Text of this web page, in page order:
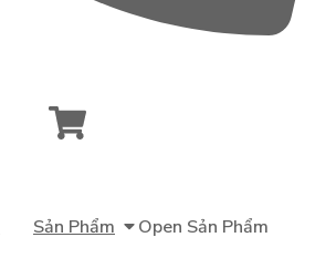
Sản Phẩm
Open Sản Phẩm